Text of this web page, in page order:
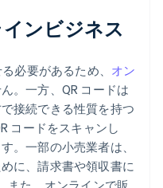
ンビジネス
必要があるため、 オン
。一方、QR コードは
接続できる性質を持つ
コードをスキャンし
。一部の小売業者は、
に、請求書や領収書に